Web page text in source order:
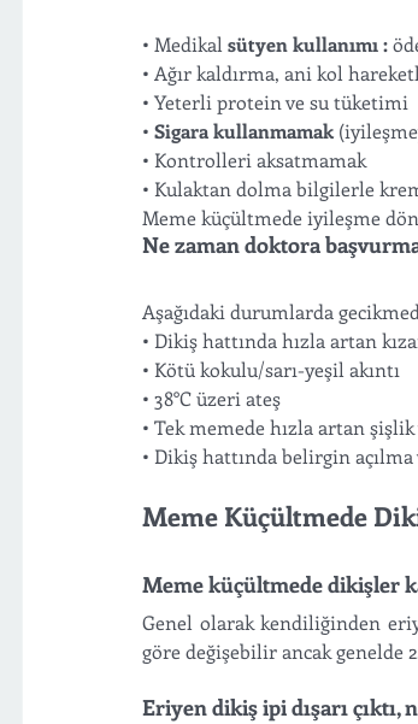
• Medikal sütyen kullanımı :
• Ağır kaldırma, ani kol
• Yeterli protein ve su tüketimi
• Sigara kullanmamak
• Kontrolleri aksatmamak
• Kulaktan dolma bilgilerle
Meme küçültmede iyileşme
Ne zaman doktora
Aşağıdaki durumlarda
• Dikiş hattında hızla artan
• Kötü kokulu/sarı-yeşil akıntı
• 38°C üzeri ateş
• Tek memede hızla artan şişlik
• Dikiş hattında belirgin açılma
Meme Küçültmede
Meme küçültmede dikişler
Genel olarak kendiliğinden
göre değişebilir ancak genelde
Eriyen dikiş ipi dışarı çıktı,